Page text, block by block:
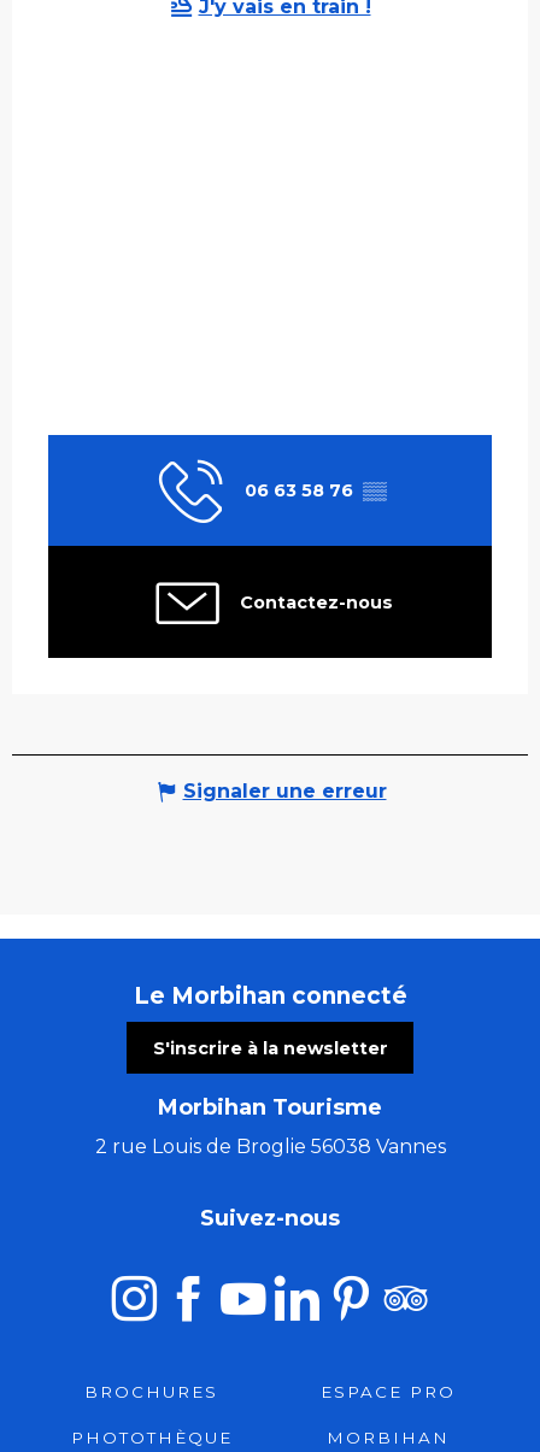
J'y vais en train !
06 63 58 76 ▒▒
Contactez-nous
Signaler une erreur
Le Morbihan connecté
S'inscrire à la newsletter
Morbihan Tourisme
2 rue Louis de Broglie 56038 Vannes
Suivez-nous
BROCHURES ESPACE PRO
PHOTOTHÈQUE
MORBIHAN